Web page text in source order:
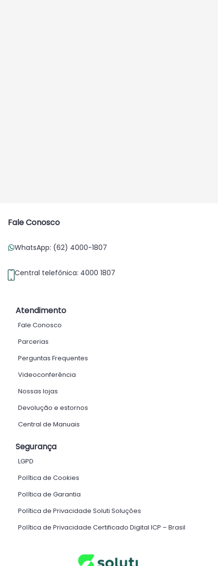
Fale Conosco
WhatsApp: (62) 4000-1807
Central telefônica: 4000 1807
Atendimento
Fale Conosco
Parcerias
Perguntas Frequentes
Videoconferência
Nossas lojas
Devolução e estornos
Central de Manuais
Segurança
LGPD
Política de Cookies
Política de Garantia
Política de Privacidade Soluti Soluções
Política de Privacidade Certificado Digital ICP – Brasil ​